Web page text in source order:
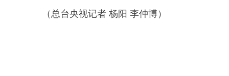
（总台央视记者 杨阳 李仲博）